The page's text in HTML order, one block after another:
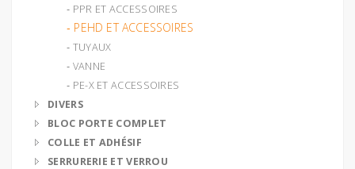
‐ PPR ET ACCESSOIRES
‐ PEHD ET ACCESSOIRES
‐ TUYAUX
‐ VANNE
‐ PE-X ET ACCESSOIRES
DIVERS
BLOC PORTE COMPLET
COLLE ET ADHÉSIF
SERRURERIE ET VERROU